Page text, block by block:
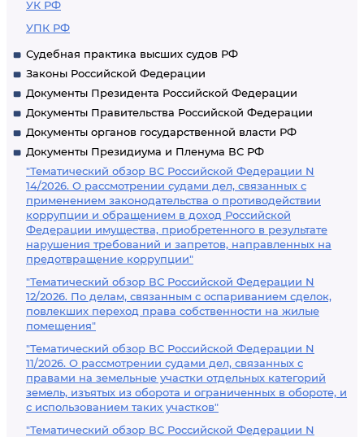
УК РФ
УПК РФ
Судебная практика высших судов РФ
Законы Российской Федерации
Документы Президента Российской Федерации
Документы Правительства Российской Федерации
Документы органов государственной власти РФ
Документы Президиума и Пленума ВС РФ
"Тематический обзор ВС Российской Федерации N
14/2026. О рассмотрении судами дел, связанных с
применением законодательства о противодействии
коррупции и обращением в доход Российской
Федерации имущества, приобретенного в результате
нарушения требований и запретов, направленных на
предотвращение коррупции"
"Тематический обзор ВС Российской Федерации N
12/2026. По делам, связанным с оспариванием сделок,
повлекших переход права собственности на жилые
помещения"
"Тематический обзор ВС Российской Федерации N
11/2026. О рассмотрении судами дел, связанных с
правами на земельные участки отдельных категорий
земель, изъятых из оборота и ограниченных в обороте, и
с использованием таких участков"
"Тематический обзор ВС Российской Федерации N